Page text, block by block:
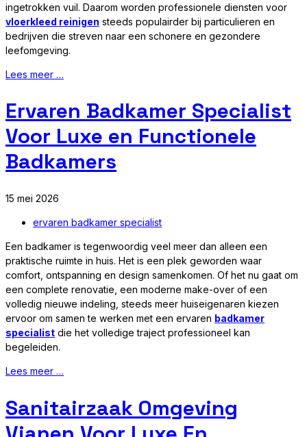
ingetrokken vuil. Daarom worden professionele diensten voor
vloerkleed reinigen steeds populairder bij particulieren en
bedrijven die streven naar een schonere en gezondere
leefomgeving.
Lees meer …
Ervaren Badkamer Specialist
Voor Luxe en Functionele
Badkamers
15 mei 2026
ervaren badkamer specialist
Een badkamer is tegenwoordig veel meer dan alleen een
praktische ruimte in huis. Het is een plek geworden waar
comfort, ontspanning en design samenkomen. Of het nu gaat om
een complete renovatie, een moderne make-over of een
volledig nieuwe indeling, steeds meer huiseigenaren kiezen
ervoor om samen te werken met een ervaren badkamer
specialist die het volledige traject professioneel kan
begeleiden.
Lees meer …
Sanitairzaak Omgeving